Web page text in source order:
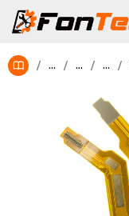
/ ... / ... / ... /